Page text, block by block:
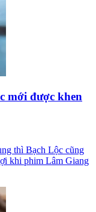
mới được khen
thì Bạch Lộc cũng
khi phim Lâm Giang